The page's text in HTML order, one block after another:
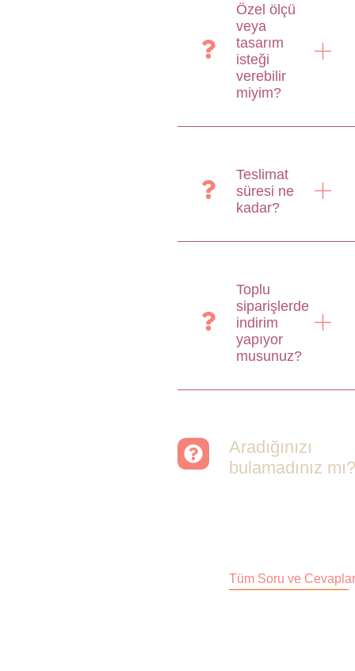
Özel ölçü
veya
tasarım
isteği
verebilir
miyim?
Teslimat
süresi ne
kadar?
Toplu
siparişlerde
indirim
yapıyor
musunuz?
Aradığınızı
bulamadınız mı?
Tüm Soru ve Cevaplar